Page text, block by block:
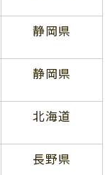
静岡県
静岡県
北海道
長野県